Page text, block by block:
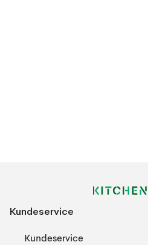
Kundeservice
Kundeservice